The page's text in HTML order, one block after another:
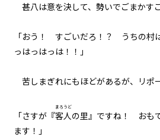
８月２４日
８月２４日
060
甚八は意を決して、勢いでごまかす
「おう！ すごいだろ！？ うちの村
っはっはっは！！」
苦しまぎれにもほどがあるが、リポ
「さすが『客人
まろうど
の里』ですね！ おも
ます！」